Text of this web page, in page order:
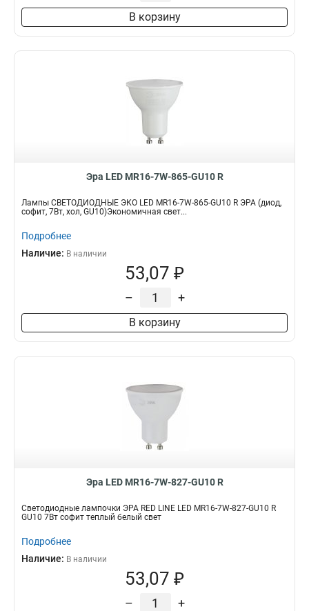
В корзину
Эра LED MR16-7W-865-GU10 R
Лампы СВЕТОДИОДНЫЕ ЭКО LED MR16-7W-865-GU10 R ЭРА (диод,
софит, 7Вт, хол, GU10)Экономичная свет...
Подробнее
Наличие: В наличии
53,07 ₽
– +
В корзину
Эра LED MR16-7W-827-GU10 R
Светодиодные лампочки ЭРА RED LINE LED MR16-7W-827-GU10 R
GU10 7Вт софит теплый белый свет
Подробнее
Наличие: В наличии
53,07 ₽
– +